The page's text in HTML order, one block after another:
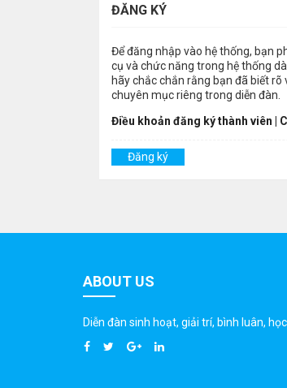
ĐĂNG KÝ
Để đăng nhập vào hệ thống, bạn
cụ và chức năng trong hệ thống
hãy chắc chắn rằng bạn đã biết
chuyên mục riêng trong diễn đàn.
Điều khoản đăng ký thành viên
Đăng ký
ABOUT US
Diễn đàn sinh hoạt, giải trí, bình luân,